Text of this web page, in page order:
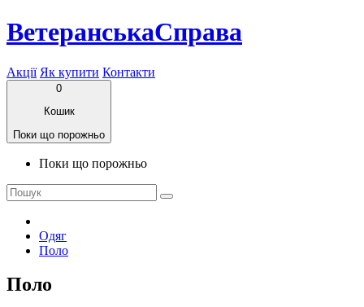
ВетеранськаСправа
Акції Як купити Контакти
0
Кошик
Поки що порожньо
Поки що порожньо
Одяг
Поло
Поло